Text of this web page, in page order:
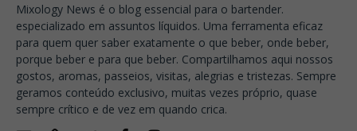
Mixology News é o blog essencial para o bartender.
especializado em assuntos líquidos. Uma ferramenta eficaz
para quem quer saber exatamente o que beber, onde beber,
porque beber e para que beber. Compartilhamos aqui nossos
gostos, aromas, passeios, visitas, alegrias e tristezas. Sempre
geramos conteúdo exclusivo, muitas vezes próprio, quase
sempre crítico e de vez em quando crica.